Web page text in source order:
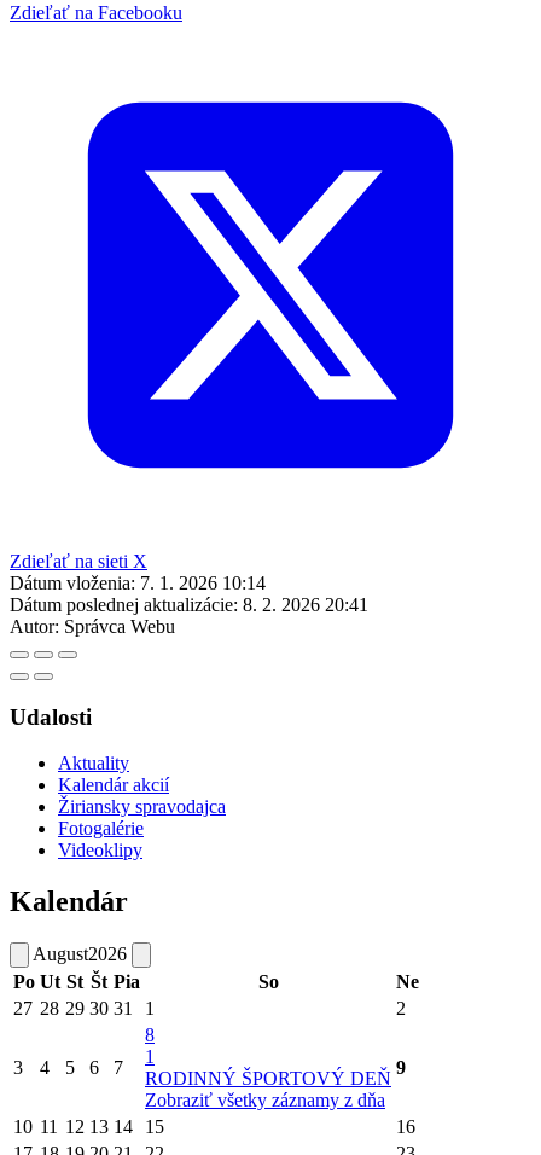
Zdieľať na Facebooku
Zdieľať na sieti X
Dátum vloženia: 7. 1. 2026 10:14
Dátum poslednej aktualizácie: 8. 2. 2026 20:41
Autor: Správca Webu
Udalosti
Aktuality
Kalendár akcií
Žiriansky spravodajca
Fotogalérie
Videoklipy
Kalendár
August2026
Po Ut St Št Pia So
Ne
27 28 29 30 31 1 2
3 4 5 6 7
8
1
RODINNÝ ŠPORTOVÝ DEŇ
Zobraziť všetky záznamy z dňa
9
10 11 12 13 14 15
16